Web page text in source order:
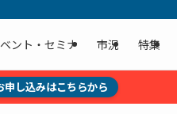
ント・セミナ 市況 特集
申し込みはこちらから